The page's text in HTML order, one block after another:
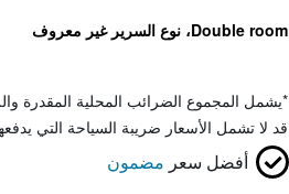
Double room، نوع السرير غير معروف
*يشمل المجموع الضرائب المحلية المقدرة
قد لا تشمل الأسعار ضريبة السياحة التي
أفضل سعر مضمون